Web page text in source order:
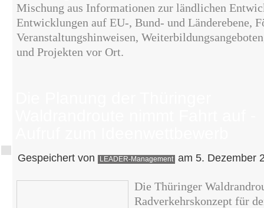
Mischung aus Informationen zur ländlichen
Entwicklungen auf EU-, Bund- und Länderebene,
Veranstaltungshinweisen,
und Projekten vor Ort.
Gespeichert von LEADER-Management am 5. Dezember
Die Thüringer
Radverkehrskonzept für